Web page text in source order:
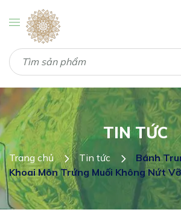
TIN TỨC
Trang chủ Tin tức
Bánh
Khoai Môn Trứng Muối Không Nứt Vỡ